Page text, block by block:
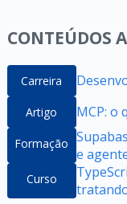
CONTEÚDOS
Carreira
Artigo MCP: o
Formação
e
Curso